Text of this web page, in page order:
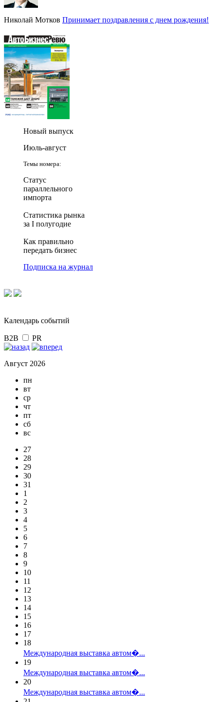
Николай Мотков Принимает поздравления с днем рождения!
Новый выпуск
Июль-август
Темы номера:
Статус
параллельного
импорта
Статистика рынка
за I полугодие
Как правильно
передать бизнес
Подписка на журнал
Календарь событий
B2B PR
Август 2026
пн
вт
ср
чт
пт
сб
вс
27
28
29
30
31
1
2
3
4
5
6
7
8
9
10
11
12
13
14
15
16
17
18
Международная выставка автом�...
19
Международная выставка автом�...
20
Международная выставка автом�...